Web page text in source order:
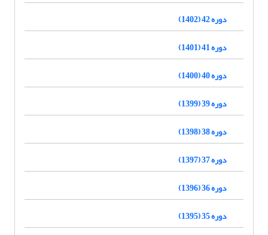
دوره 42 (1402)
دوره 41 (1401)
دوره 40 (1400)
دوره 39 (1399)
دوره 38 (1398)
دوره 37 (1397)
دوره 36 (1396)
دوره 35 (1395)